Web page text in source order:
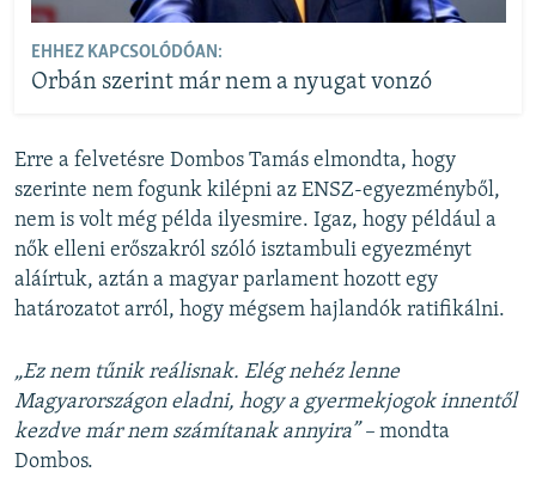
EHHEZ KAPCSOLÓDÓAN:
Orbán szerint már nem a nyugat vonzó
Erre a felvetésre Dombos Tamás elmondta, hogy
szerinte nem fogunk kilépni az ENSZ-egyezményből,
nem is volt még példa ilyesmire. Igaz, hogy például a
nők elleni erőszakról szóló isztambuli egyezményt
aláírtuk, aztán a magyar parlament hozott egy
határozatot arról, hogy mégsem hajlandók ratifikálni.
„Ez nem tűnik reálisnak. Elég nehéz lenne
Magyarországon eladni, hogy a gyermekjogok innentől
kezdve már nem számítanak annyira” – mondta
Dombos.